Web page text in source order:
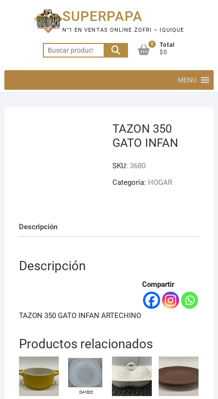
SUPERPAPA
N°1 EN VENTAS ONLINE ZOFRI – IQUIQUE
Buscar
por:
0
Total
$0
MENU
TAZON 350
GATO INFAN
SKU:3680
Categoría: HOGAR
Descripción
Descripción
Compartir
TAZON 350 GATO INFAN ARTECHINO
Productos relacionados